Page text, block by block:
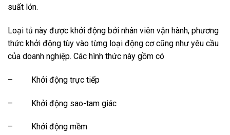
suất lớn.
Loại tủ này được khởi động bởi nhân viên vận hành, phương
thức khởi động tùy vào từng loại động cơ cũng như yêu cầu
của doanh nghiệp. Các hình thức này gồm có
– Khởi động trực tiếp
– Khởi động sao-tam giác
– Khởi động mềm